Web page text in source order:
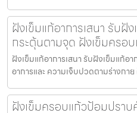
ฝังเข็มแก้อาการเสนา รับฝั
กระตุ้นตามจุด ฝังเข็มครอ
ฝังเข็มแก้อาการเสนา รับฝังเข็มแก้อ
อาการและ ความเจ็บปวดตามร่างกา
ฝังเข็มครอบแก้วป้อมปรา